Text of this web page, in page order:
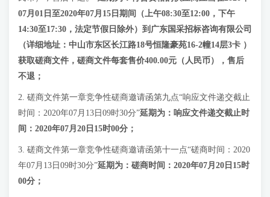
07月01日至2020年07月15日 期间（上午08:30至12:00，下午
14:30至17:30，法定节假日除外）到广东国采招标咨询有限公司
（详细地址：中山市东区长江路18号恒隆豪苑16-2幢14层3卡 ）
获取磋商文件，磋商文件每套售价400.00元（人民币），售后
不退；
2. 磋商文件第一章竞争性磋商邀请函第九点“响应文件递交截止
时间：2020年07月13日09时30分”延期为：响应文件递交截止时
间： 2020年07月20日15时00分；
3. 磋商文件第一章竞争性磋商邀请函第十一点“磋商时间：2020
年07月13日09时30分”延期为：磋商时间： 2020年07月20日15时
00分；